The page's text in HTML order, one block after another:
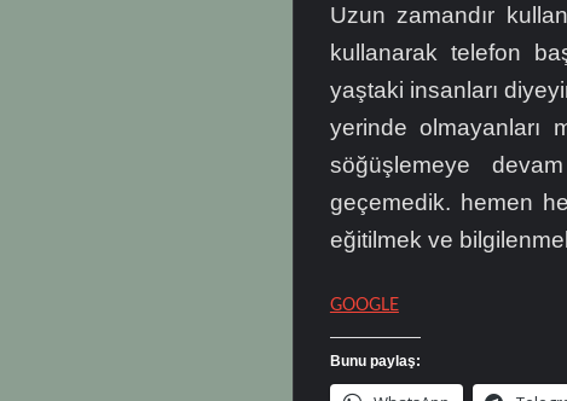
Uzun zamandır
kullanarak telefon
yaştaki insanları
yerinde olmayanları
söğüşlemeye
geçemedik. hemen
eğitilmek ve
GOOGLE
Bunu paylaş: